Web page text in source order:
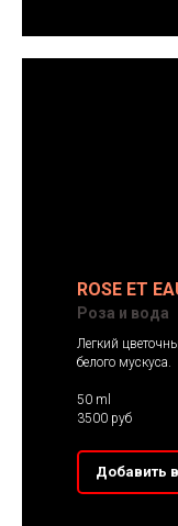
ROSE ET
Роза и вода
Легкий
белого мускуса.
50 ml
3500 руб
Добавить